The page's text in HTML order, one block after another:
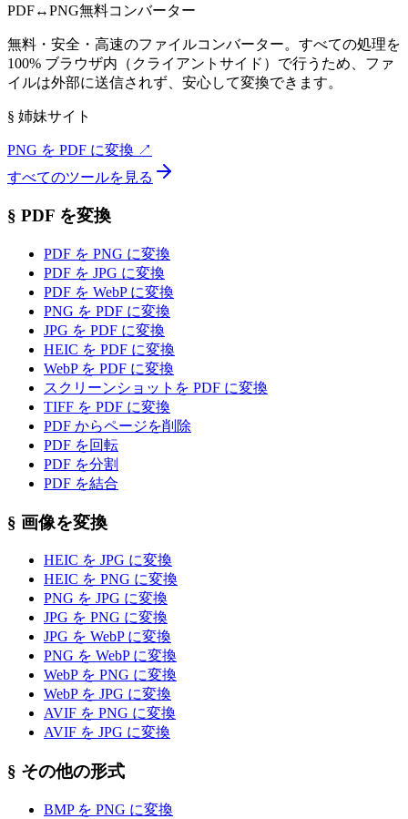
PDF↔PNG無料コンバーター
無料・安全・高速のファイルコンバーター。すべての処理を
100% ブラウザ内（クライアントサイド）で行うため、ファ
イルは外部に送信されず、安心して変換できます。
§ 姉妹サイト
PNG を PDF に変換 ↗
すべてのツールを見る
§ PDF を変換
PDF を PNG に変換
PDF を JPG に変換
PDF を WebP に変換
PNG を PDF に変換
JPG を PDF に変換
HEIC を PDF に変換
WebP を PDF に変換
スクリーンショットを PDF に変換
TIFF を PDF に変換
PDF からページを削除
PDF を回転
PDF を分割
PDF を結合
§ 画像を変換
HEIC を JPG に変換
HEIC を PNG に変換
PNG を JPG に変換
JPG を PNG に変換
JPG を WebP に変換
PNG を WebP に変換
WebP を PNG に変換
WebP を JPG に変換
AVIF を PNG に変換
AVIF を JPG に変換
§ その他の形式
BMP を PNG に変換